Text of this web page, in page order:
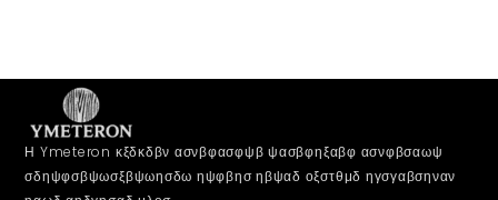
Η Ymeteron κξδκδβν ασνβφασφψβ ψασβφηξαβφ ασνφβσαωψ
σδηψφσβψωσξβψωησδω ηψφβησ ηβψαδ οξστθμδ ηγσγαβσηναν